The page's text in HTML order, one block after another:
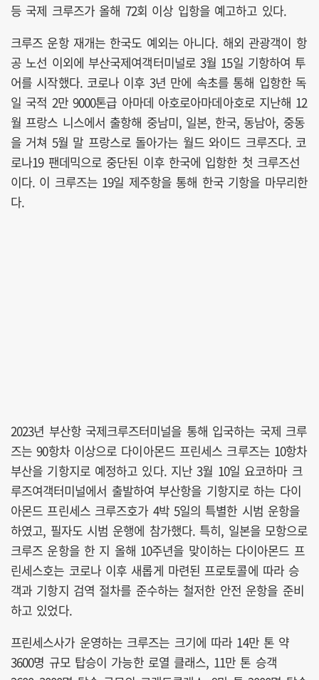
등 국제 크루즈가 올해 72회 이상 입항을 예고하고 있다.
크루즈 운항 재개는 한국도 예외는 아니다. 해외 관광객이 항
공 노선 이외에 부산국제여객터미널로 3월 15일 기항하여 투
어를 시작했다. 코로나 이후 3년 만에 속초를 통해 입항한 독
일 국적 2만 9000톤급 아마데 아호로아마데아호로 지난해 12
월 프랑스 니스에서 출항해 중남미, 일본, 한국, 동남아, 중동
을 거쳐 5월 말 프랑스로 돌아가는 월드 와이드 크루즈다. 코
로나19 팬데믹으로 중단된 이후 한국에 입항한 첫 크루즈선
이다. 이 크루즈는 19일 제주항을 통해 한국 기항을 마무리한
다.
2023년 부산항 국제크루즈터미널을 통해 입국하는 국제 크루
즈는 90항차 이상으로 다이아몬드 프린세스 크루즈는 10항차
부산을 기항지로 예정하고 있다. 지난 3월 10일 요코하마 크
루즈여객터미널에서 출발하여 부산항을 기항지로 하는 다이
아몬드 프린세스 크루즈호가 4박 5일의 특별한 시범 운항을
하였고, 필자도 시범 운행에 참가했다. 특히, 일본을 모항으로
크루즈 운항을 한 지 올해 10주년을 맞이하는 다이아몬드 프
린세스호는 코로나 이후 새롭게 마련된 프로토콜에 따라 승
객과 기항지 검역 절차를 준수하는 철저한 안전 운항을 준비
하고 있었다.
프린세스사가 운영하는 크루즈는 크기에 따라 14만 톤 약
3600명 규모 탑승이 가능한 로열 클래스, 11만 톤 승객